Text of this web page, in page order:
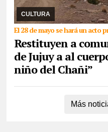
CULTURA
El 28 de mayo se hará un acto
Restituyen a
de Jujuy a al
niño del Chañi”
arqueológicas más
6000 metros de altura en el
Más